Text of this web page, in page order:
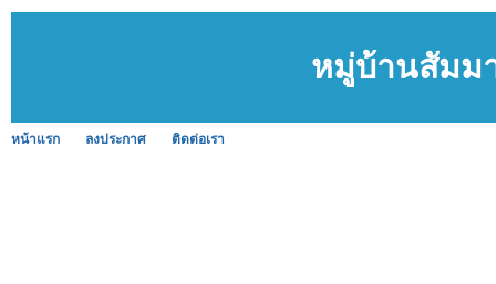
หมู่บ้านสัมม
หน้าแรก ลงประกาศ ติดต่อเรา